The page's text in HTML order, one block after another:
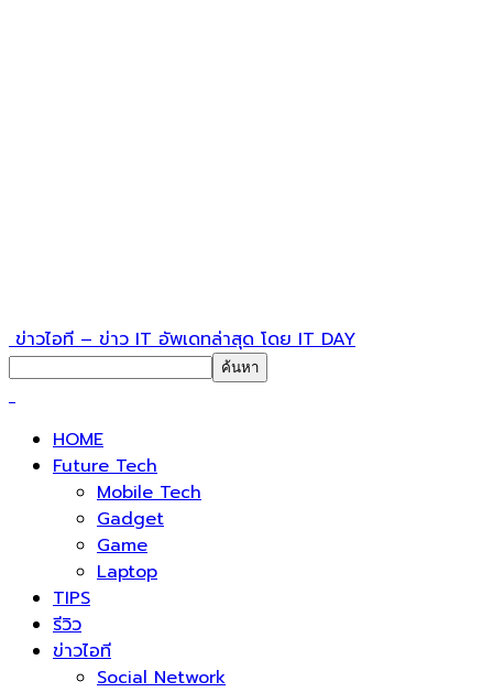
ข่าวไอที – ข่าว IT อัพเดทล่าสุด โดย IT DAY
HOME
Future Tech
Mobile Tech
Gadget
Game
Laptop
TIPS
รีวิว
ข่าวไอที
Social Network